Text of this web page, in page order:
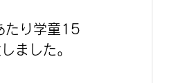
たり学童15
ました。